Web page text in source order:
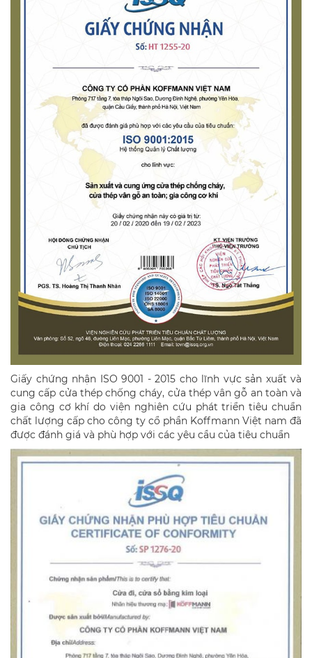
Giấy chứng nhận ISO 9001 - 2015 cho lĩnh vực sản xuất và
cung cấp cửa thép chống cháy, cửa thép vân gỗ an toàn và
gia công cơ khí do viện nghiên cứu phát triển tiêu chuẩn
chất lượng cấp cho công ty cổ phần Koffmann Việt nam đã
được đánh giá và phù hợp với các yêu cầu của tiêu chuẩn